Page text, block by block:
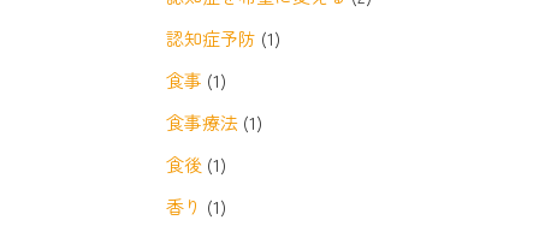
認知症予防 (1)
食事 (1)
食事療法 (1)
食後 (1)
香り (1)